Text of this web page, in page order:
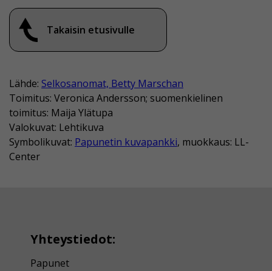
Takaisin etusivulle
Lähde: Selkosanomat, Betty Marschan
Toimitus: Veronica Andersson; suomenkielinen
toimitus: Maija Ylätupa
Valokuvat: Lehtikuva
Symbolikuvat: Papunetin kuvapankki, muokkaus: LL-
Center
Yhteystiedot:
Papunet